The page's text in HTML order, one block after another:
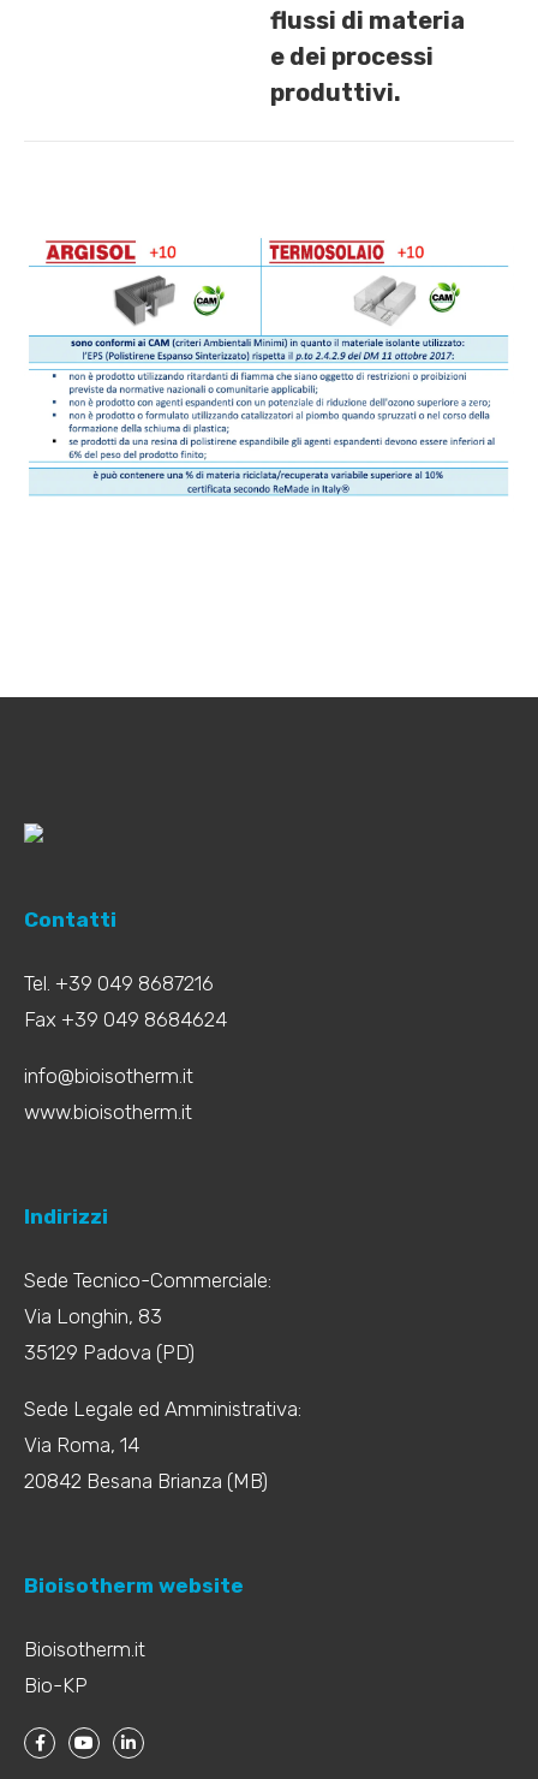
flussi di materia
e dei processi
produttivi.
Contatti
Tel. +39 049 8687216
Fax +39 049 8684624
info@bioisotherm.it
www.bioisotherm.it
Indirizzi
Sede Tecnico-Commerciale:
Via Longhin, 83
35129 Padova (PD)
Sede Legale ed Amministrativa:
Via Roma, 14
20842 Besana Brianza (MB)
Bioisotherm website
Bioisotherm.it
Bio-KP